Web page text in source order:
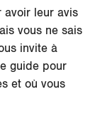
avoir leur avis
vous ne sais
invite à
guide pour
et où vous